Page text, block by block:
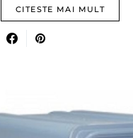
CITESTE MAI MULT